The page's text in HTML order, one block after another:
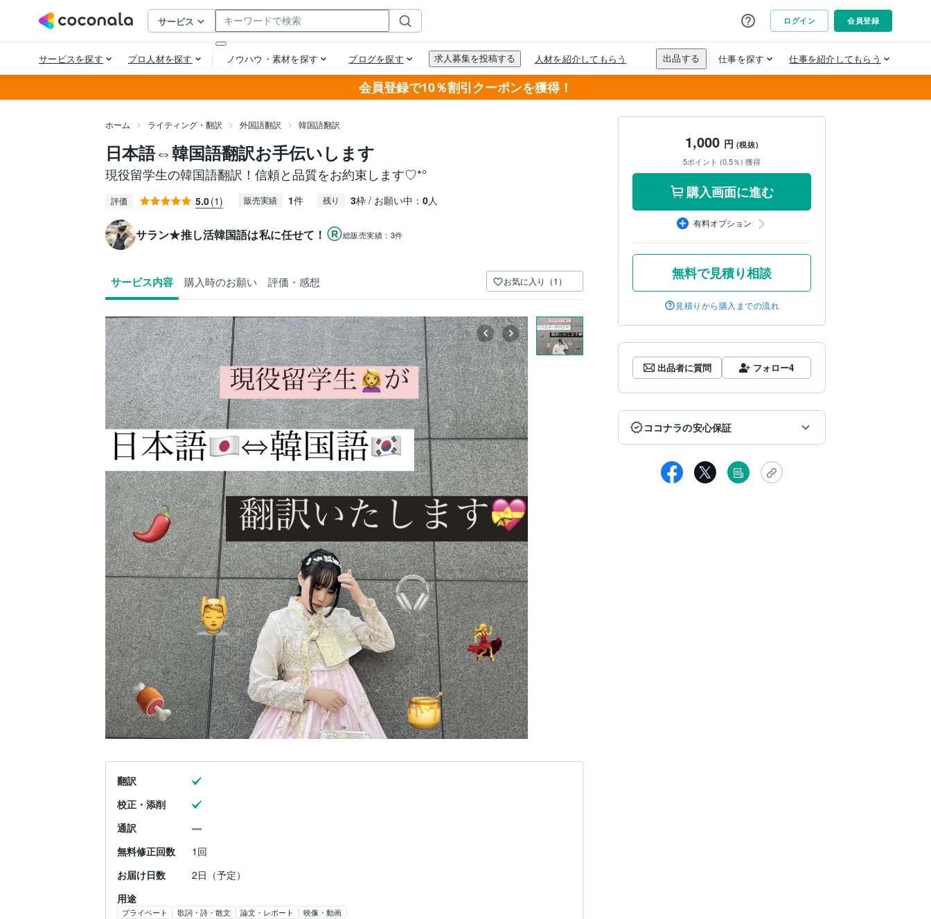
会員登録で10％割引クーポンを獲得！
ホーム ライティング・翻訳 外国語翻訳 韓国語翻訳
日本語⇔韓国語翻訳お手伝いします
現役留学生の韓国語翻訳！信頼と品質をお約束します♡*°
評価 5.0(1) 販売実績 1件 残り 3枠 / お願い中： 0人
サラン★推し活韓国語は私に任せて！ 総販売実績： 3件
サービス内容 購入時のお願い 評価・感想 お気に入り（1）
翻訳
校正・添削
通訳
無料修正回数
1回
お届け日数
2日（予定）
用途
プライベート 歌詞・詩・散文 論文・レポート 映像・動画
1,000 円 (税抜)
5ポイント (0.5％) 獲得
購入画面に進む
有料オプション
無料で見積り相談
見積りから購入までの流れ
出品者に質問 フォロー4
ココナラの安心保証